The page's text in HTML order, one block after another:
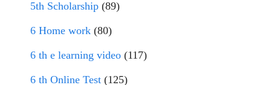
5th Scholarship (89)
6 Home work (80)
6 th e learning video (117)
6 th Online Test (125)